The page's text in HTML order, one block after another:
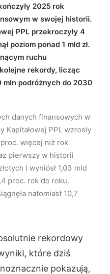
2025 rok
w swojej historii.
PPL przekroczyły 4
poziom ponad 1 mld zł.
ruchu
rekordy, licząc
mln podróżnych do 2030
danych finansowych w
PPL wzrosły
proc. więcej niż rok
pierwszy w historii
i wyniósł 1,03 mld
proc. rok do roku.
natomiast 10,7
rekordowy
które dziś
pokazują,